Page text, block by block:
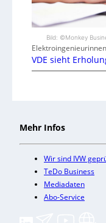
Bild: ©Monkey
VDE sieht
Mehr Infos
Wir sind IVW
TeDo Business
Mediadaten
Abo-Service